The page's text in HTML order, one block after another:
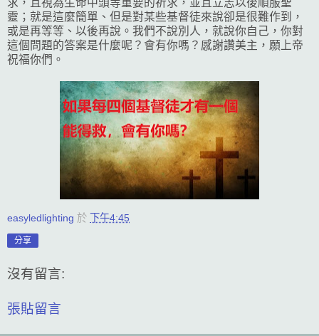
靈；就是這麼簡單、但是對某些基督徒來說卻是很難作到，
或是再等等、以後再說。我們不說別人，就說你自己，你對
這個問題的答案是什麼呢？會有你嗎？感謝讚美主，願上帝
祝福你們。
easyledlighting 於 下午4:45
分享
沒有留言:
張貼留言